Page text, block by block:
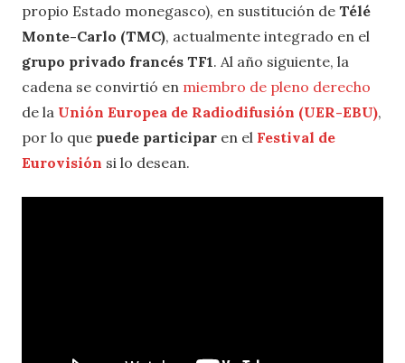
propio Estado monegasco), en sustitución de Télé
Monte-Carlo (TMC), actualmente integrado en el
grupo privado francés TF1. Al año siguiente, la
cadena se convirtió en miembro de pleno derecho
de la Unión Europea de Radiodifusión (UER-EBU),
por lo que puede participar en el Festival de
Eurovisión si lo desean.